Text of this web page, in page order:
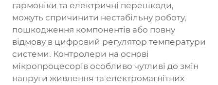
гармоніки та електричні перешкоди,
можуть спричинити нестабільну роботу,
пошкодження компонентів або повну
відмову в цифровий регулятор температури
системи. Контролери на основі
мікропроцесорів особливо чутливі до змін
напруги живлення та електромагнітних